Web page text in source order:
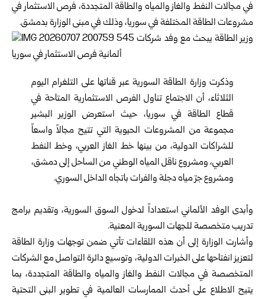
في ‏مجالات النفط والغاز والمياه والطاقة المتجددة، فرص الاستثمار في
‏مشروعات الطاقة المختلفة في سوريا، وذلك في مبنى الوزارة بدمشق‎.‎
وذكرت وزارة الطاقة السورية عبر قناتها على التلغرام اليوم
الثلاثاء، أن ‏الاجتماع تناول الفرص الاستثمارية المتاحة في
قطاع الطاقة في سوريا، ‏حيث استعرض الوزير البشير
مجموعة من المشروعات الحيوية التي تتيح ‏مجالاً واسعاً
للشراكات الدولية، من بينها خط الغاز العربي، وخط النفط
‏العربي، ومشروع ناقل المياه الوطني من الساحل إلى دمشق،
ومشروع جرّ ‏مياه دجلة والفرات باتجاه الداخل السوري‎.‎
وأبدى الوفد الألماني استعداداً لدخول السوق السورية، وتقديم برامج
تدريب ‏متخصصة للجهات السورية المعنية‎.‎
وأشارت الوزارة إلى أن هذه اللقاءات تأتي ضمن توجهات وزارة الطاقة
‏لتعزيز انفتاحها على الخبرات الدولية، وتوسيع دائرة التواصل مع الشركات
‏المتخصصة في مجالات النفط والغاز والمياه والطاقة المتجددة، بما
يتيح ‏الاطلاع على أحدث الممارسات العالمية في تطوير البنى التحتية